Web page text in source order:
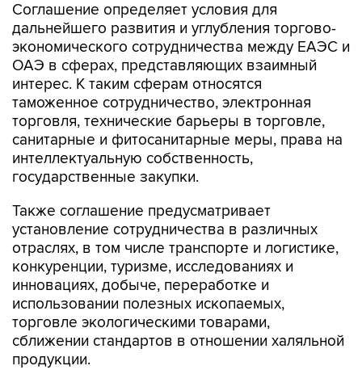
Соглашение определяет условия для
дальнейшего развития и углубления торгово-
экономического сотрудничества между ЕАЭС и
ОАЭ в сферах, представляющих взаимный
интерес. К таким сферам относятся
таможенное сотрудничество, электронная
торговля, технические барьеры в торговле,
санитарные и фитосанитарные меры, права на
интеллектуальную собственность,
государственные закупки.
Также соглашение предусматривает
установление сотрудничества в различных
отраслях, в том числе транспорте и логистике,
конкуренции, туризме, исследованиях и
инновациях, добыче, переработке и
использовании полезных ископаемых,
торговле экологическими товарами,
сближении стандартов в отношении халяльной
продукции.